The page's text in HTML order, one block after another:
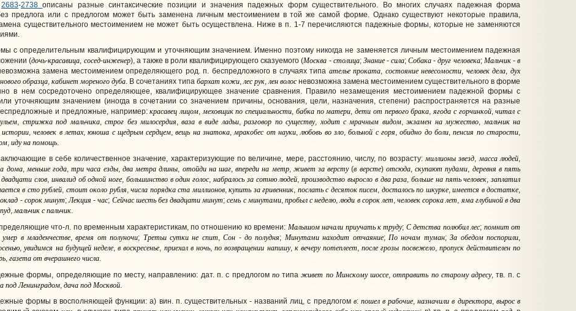
2683-2738описаны разные синтаксические позиции и значения падежных форм существительного. Во многих случаях падежная форма
предлога или с предлогом может быть заменена личным местоимением в той же самой форме. Однако существуютнекоторые правила,
существительного местоимением не может быть осуществлена. Ниже в п. 1-7 перечисляются падежные формы, которые не заменяются
с определительным квалифицирующим и уточняющим значением. Именно поэтому никогда не заменяется личным местоимением падежная
(дочь-красавица сосед-инженер), а также в роли квалифицирующего сказуемого (Москва - столица; Знание- сила;Собака -друг человека; Мальчик- в
замена местоимением определяющего род. п. беспредложного в случаях типа ателье проката состояние невесомости человек дела дух
новогообразца, кабинет мореногодуба. В сочетаниях типа бархат кожи, лесрук, ленволосневозможна замена местоимением существительного в форме
в нем сосредоточено определяющее, квалифицирующее значение сравнения. Правило незамещения местоимением падежной формы с
уточняющим значением (иногда в сочетании со значением причины, основания, цели, назначения, степени) распространяется на разные
и предложные, например:красавец лицом, меховщик по специальности бабка по матери ,дети от первого брака ,ягода с горчинкой,читал с
ульем стрижка под мальчика,строг без милосердия ,ваза в виде ладьи,разговор по существу, ходит с мрачным видом,экзамен на мужество мальчик на
истории,человек в летах,юноша с щедрым сердцем ,вещь на знатока мракобес от науки ,любовь во зло ,больной с горя ,обидно до боли ,пенсия по старости
, идунапомощь.
в себе количественное значение, характеризующие по величине, мере, расстоянию, числу, по возрасту:миллионы звезд,масса людей,
дома,меньше года,три часа езды, два метра длины, отойди на шаг,впереди на метр, живет за версту(в версте) отсюда,скупают пудами, деревня в пять
двадцати слов, инвалид об одной ноге, большинство в один голос,набралось за сотню людей,производство выросло в два раза,больше на пять человек,заплатил
в сто рублей, стоит около рубля,числа порядка ста миллионов,купить за гривенник, послать с десяток писем, досталось по шкурке,имеется в достатке,
- сорокминут;Лекция -час; Сейчас шесть бездвадцати минут;семь сминутами, пробылснеделю,люди в сороклет,человек сорока лет,яма глубинойвдва
пуд,мальчикспальчик.
что-л. по временным характеристикам, по отношению ко времени: Малышом начали приучать к труду; С детства полюбил лес; помнит от
умер в младенчестве,время от полуночи; Третьи сутки не спит,Сон - до полудня; Минутами находит отчаяние; По ночам туман;За обедом поспорили,
,увидимся на будущей неделе,в воскресенье, приехал в ночь,по возвращении напишу, к вечеру потеплеет,после грозы посвежело, пропуск действителен по
, газетаот вчерашнегочисла.
формы, определяющие по месту, направлению: дат. п. с предлогом потипаживет по Минскому шоссе ,отправить по старому адресу, тв. п. с
подЛенинградом, дачапод Москвой.
формы в восполняющей функции: а) вин. п. существительных - названий лиц, с предлогом в: пошел в рабочие,назначили в директора, вырос в